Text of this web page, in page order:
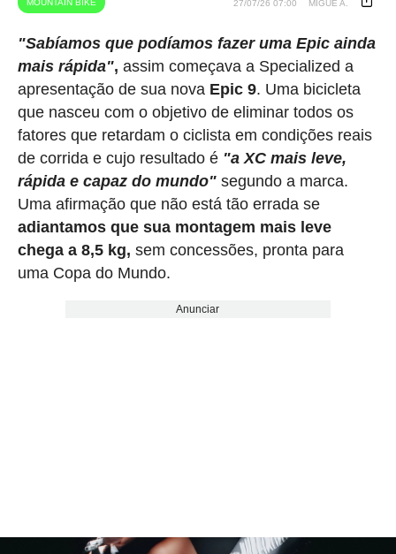
MOUNTAIN BIKE 27/07/26 07:00 MIGUE A.
"Sabíamos que podíamos fazer uma Epic ainda
mais rápida", assim começava a Specialized a
apresentação de sua nova Epic 9. Uma bicicleta
que nasceu com o objetivo de eliminar todos os
fatores que retardam o ciclista em condições reais
de corrida e cujo resultado é "a XC mais leve,
rápida e capaz do mundo" segundo a marca.
Uma afirmação que não está tão errada se
adiantamos que sua montagem mais leve
chega a 8,5 kg, sem concessões, pronta para
uma Copa do Mundo.
Anunciar